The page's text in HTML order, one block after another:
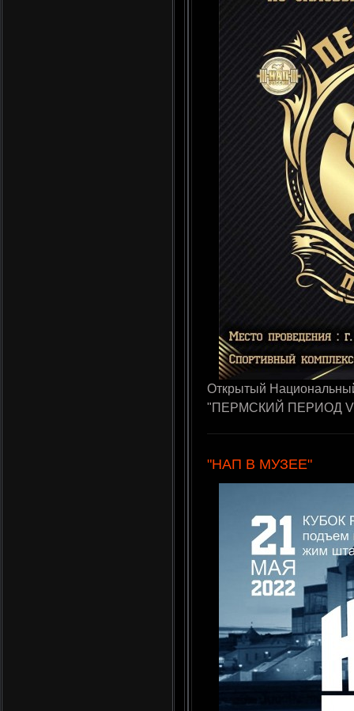
Открытый
"ПЕРМСКИЙ ПЕРИОД
"НАП В МУЗЕЕ"